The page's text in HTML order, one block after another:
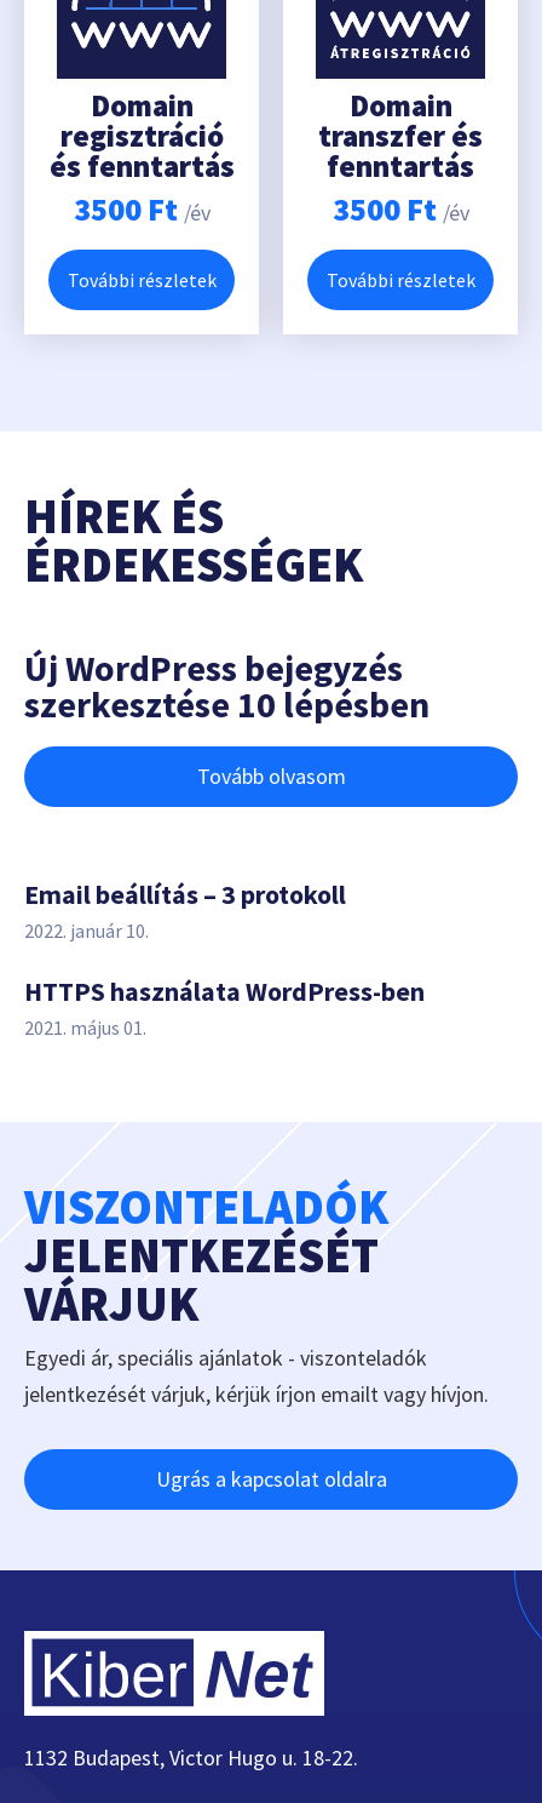
Domain
regisztráció
és fenntartás
3500 Ft /év
További részletek
Domain
transzfer és
fenntartás
3500 Ft /év
További részletek
HÍREK ÉS
ÉRDEKESSÉGEK
Új WordPress bejegyzés
szerkesztése 10 lépésben
Tovább olvasom
Email beállítás – 3 protokoll
2022. január 10.
HTTPS használata WordPress-ben
2021. május 01.
VISZONTELADÓK
JELENTKEZÉSÉT
VÁRJUK
Egyedi ár, speciális ajánlatok - viszonteladók
jelentkezését várjuk, kérjük írjon emailt vagy hívjon.
Ugrás a kapcsolat oldalra
1132 Budapest, Victor Hugo u. 18-22.